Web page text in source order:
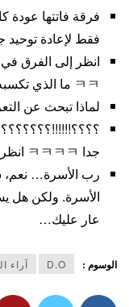
فرقة فاتتها عودة
فقط لإعادة توحيد
ㅋㅋ ما الذي تكسبه من انتقاد المشاهير؟
لماذا تبحث عن
جدا ㅋㅋㅋㅋ انظر إليها إنها مجرد ميلون.
رب الأسرة…
الأسرة. ولكن هل
عار عليك…
الوسوم : D.O آراء